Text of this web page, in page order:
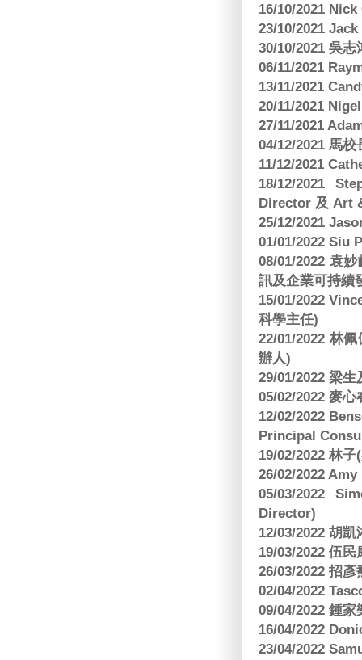
16/10/2021
23/10/2021
30/10/2021 吳
06/11/2021
13/11/2021
20/11/2021
27/11/2021
04/12/2021 馬
11/12/2021
18/12/2021
Director 及 Art
25/12/2021
01/01/2022 Siu
08/01/2022 袁
訊及企業可持續
15/01/2022
科學主任)
22/01/2022 林
辦人)
29/01/2022 梁
05/02/2022 麥
12/02/2022
Principal
19/02/2022 林
26/02/2022
05/03/2022
Director)
12/03/2022 胡
19/03/2022 伍
26/03/2022 招
02/04/2022
09/04/2022 鍾
16/04/2022
23/04/2022